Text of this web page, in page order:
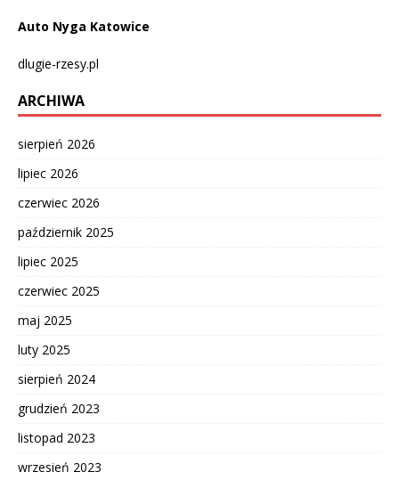
Auto Nyga Katowice
dlugie-rzesy.pl
ARCHIWA
sierpień 2026
lipiec 2026
czerwiec 2026
październik 2025
lipiec 2025
czerwiec 2025
maj 2025
luty 2025
sierpień 2024
grudzień 2023
listopad 2023
wrzesień 2023